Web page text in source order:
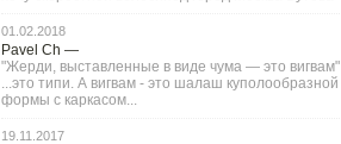
01.02.2018
Pavel Ch —
"Жерди, выставленные в виде чума — это вигвам"
...это типи. А вигвам - это шалаш куполообразной
формы с каркасом...
19.11.2017